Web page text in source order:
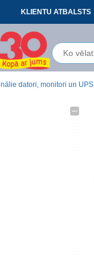
KLIENTU ATBALSTS
datori, monitori un UPS
–